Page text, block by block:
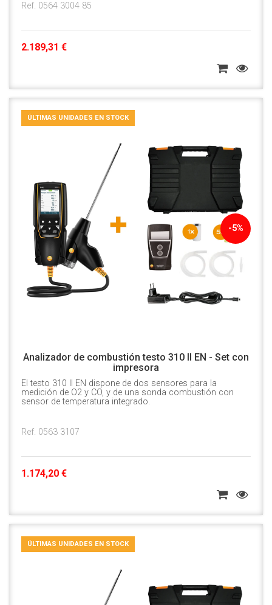
Ref. 0564 3004 85
2.189,31 €
-5%
ÚLTIMAS UNIDADES EN STOCK
Analizador de combustión testo 310 II EN - Set con
impresora
El testo 310 II EN dispone de dos sensores para la
medición de O2 y CO, y de una sonda combustión con
sensor de temperatura integrado.
Ref. 0563 3107
1.174,20 €
ÚLTIMAS UNIDADES EN STOCK